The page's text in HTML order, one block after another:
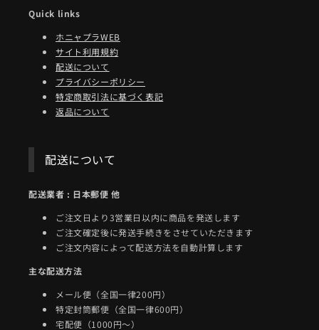
Quick links
ホニャプラWEB
サイト利用規約
配送について
プライバシーポリシー
特定商取引法に基づく表記
返品について
配送について
配送業者 : 日本郵便 他
ご注文日より3営業日以内に商品を発送します
ご注文確定後に発送手続きをさせていただきます
ご注文内容によって配送方法を自動計算します
主な配送方法
メール便（全国一律200円）
特定封筒郵便（全国一律600円）
宅配便（1000円～）